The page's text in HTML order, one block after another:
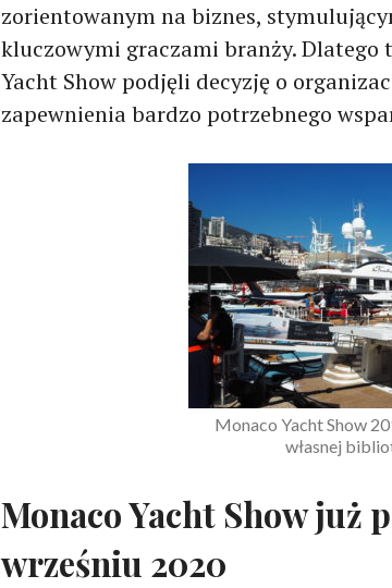
zorientowanym na biznes,
kluczowymi graczami branży. Dlatego
Yacht Show podjęli decyzję o
zapewnienia bardzo potrzebnego
Monaco Yacht Show
własnej
Monaco Yacht Show już
wrześniu 2020